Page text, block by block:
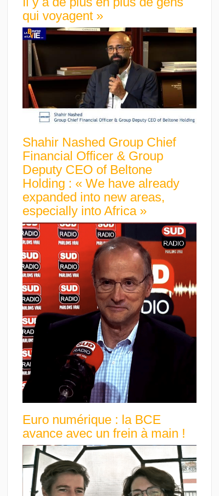
qui voyagent »
Shahir Nashed Group Chief
Financial Officer & Group
Deputy CEO of Beltone
Holding : « We have already
expanded into new areas,
especially into Africa »
Euro numérique : la BCE
avance avec un frein à main !